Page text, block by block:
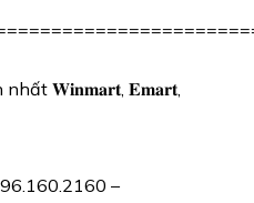
𝐖𝐢𝐧𝐦𝐚𝐫𝐭, 𝐄𝐦𝐚𝐫𝐭,
–